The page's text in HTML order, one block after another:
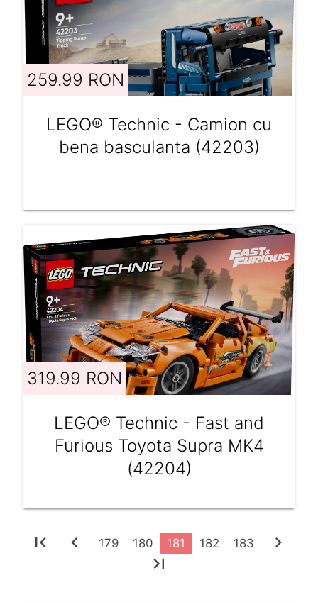
259.99 RON
LEGO® Technic - Camion cu
bena basculanta (42203)
319.99 RON
LEGO® Technic - Fast and
Furious Toyota Supra MK4
(42204)
first_page chevron_left 179 180 181 182 183
chevron_right
last_page